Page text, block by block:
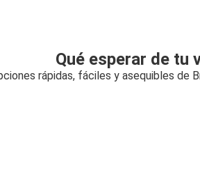
Qué esperar de tu
rápidas, fáciles y asequibles de